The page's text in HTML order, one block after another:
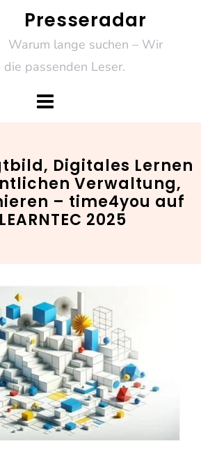
Presseradar
Warum lange suchen – Wir
passenden Leser.
Digitales Lernen
Verwaltung,
– time4you auf
2025